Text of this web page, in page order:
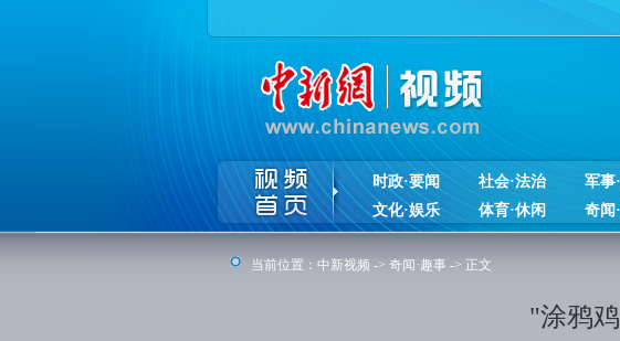
时政·要闻 社会·法治 军事
文化·娱乐
体育·休闲 奇闻
当前位置： 中新视频 -> 奇闻·趣事 -> 正文
"涂鸦